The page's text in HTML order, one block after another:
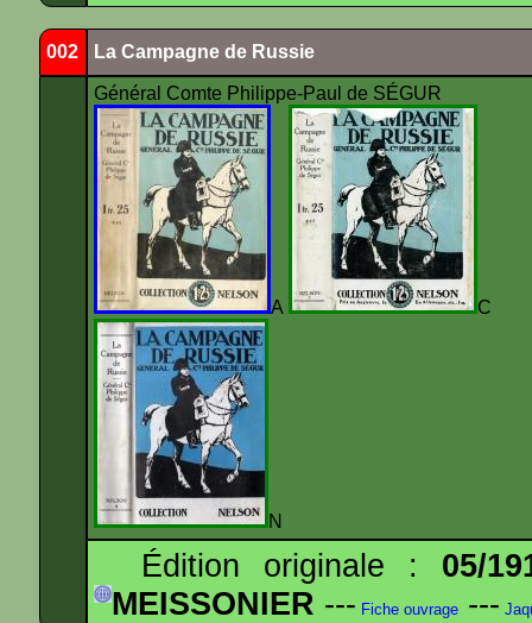
002 La Campagne de Russie
Général Comte Philippe-Paul de SÉGUR
A
N
Édition originale : 05/
MEISSONIER --- Fiche ouvrage ---